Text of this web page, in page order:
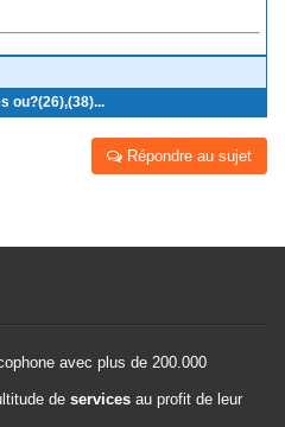
ou?(26),(38)...
Répondre au sujet
avec plus de 200.000
de services au profit de leur